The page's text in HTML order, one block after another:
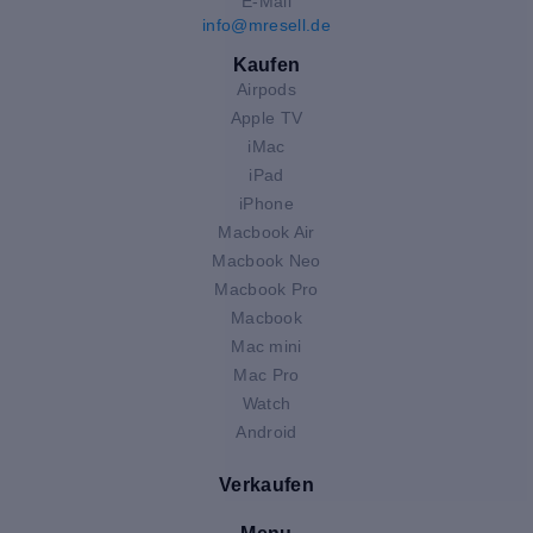
info@mresell.de
Kaufen
Airpods
Apple TV
iMac
iPad
iPhone
Macbook Air
Macbook Neo
Macbook Pro
Macbook
Mac mini
Mac Pro
Watch
Android
Verkaufen